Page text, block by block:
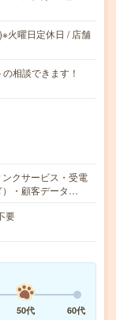
火曜日定休日 / 店舗
相談できます！
クサービス・受電
）・顧客データ…
要
50代
60代